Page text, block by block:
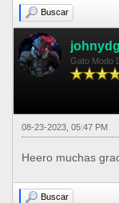
Buscar
Gato Modo
08-23-2023, 05:47 PM
Heero muchas
Buscar